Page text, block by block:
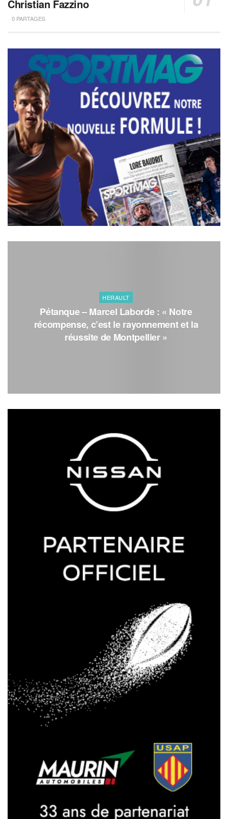
Christian Fazzino
0 PARTAGES
HERAULT
Pétanque – Marcel Laborde : « Notre
récompense, c’est le rayonnement et la
réussite de Montpellier »